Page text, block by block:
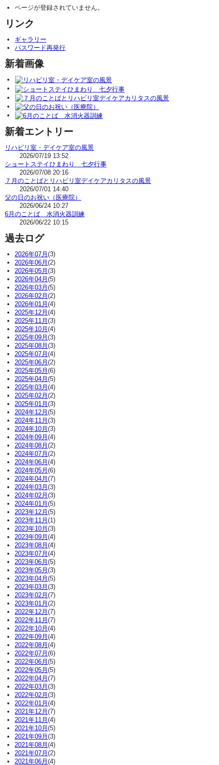
ページが登録されていません。
リンク
ギャラリー
パスワード再発行
新着画像
新着エントリー
リハビリ室・デイケア室の風景
2026/07/19 13:52
ショートステイひまわり 七夕行事
2026/07/08 20:16
７月のことばとリハビリ室デイケアカリタスの風景
2026/07/01 14:40
父の日のお祝い（医療院）
2026/06/24 10:27
6月のことば 水消火器訓練
2026/06/22 10:15
過去ログ
2026年07月 (3)
2026年06月 (2)
2026年05月 (3)
2026年04月 (5)
2026年03月 (5)
2026年02月 (2)
2026年01月 (4)
2025年12月 (4)
2025年11月 (3)
2025年10月 (4)
2025年09月 (3)
2025年08月 (3)
2025年07月 (4)
2025年06月 (2)
2025年05月 (6)
2025年04月 (5)
2025年03月 (4)
2025年02月 (2)
2025年01月 (3)
2024年12月 (5)
2024年11月 (3)
2024年10月 (3)
2024年09月 (4)
2024年08月 (2)
2024年07月 (2)
2024年06月 (4)
2024年05月 (6)
2024年04月 (7)
2024年03月 (3)
2024年02月 (3)
2024年01月 (5)
2023年12月 (5)
2023年11月 (1)
2023年10月 (3)
2023年09月 (4)
2023年08月 (4)
2023年07月 (4)
2023年06月 (5)
2023年05月 (3)
2023年04月 (5)
2023年03月 (3)
2023年02月 (7)
2023年01月 (2)
2022年12月 (7)
2022年11月 (7)
2022年10月 (4)
2022年09月 (4)
2022年08月 (4)
2022年07月 (6)
2022年06月 (5)
2022年05月 (5)
2022年04月 (7)
2022年03月 (3)
2022年02月 (3)
2022年01月 (4)
2021年12月 (7)
2021年11月 (4)
2021年10月 (5)
2021年09月 (3)
2021年08月 (4)
2021年07月 (2)
2021年06月 (4)